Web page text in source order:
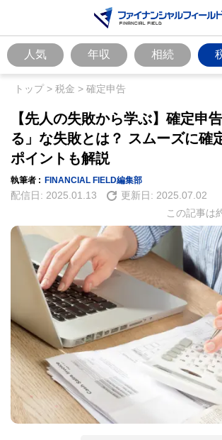
人気 年収 相続
トップ> 税金 > 確定申告
【先人の失敗から学ぶ】確定申
る」な失敗とは？ スムーズに確
ポイントも解説
執筆者 : FINANCIAL FIELD編集部
配信日: 2025.01.13 更新日: 2025.07.02
この記事は